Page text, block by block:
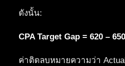
ดังนั้น:
CPA Target Gap = 620 –
ค่าติดลบหมายความว่า